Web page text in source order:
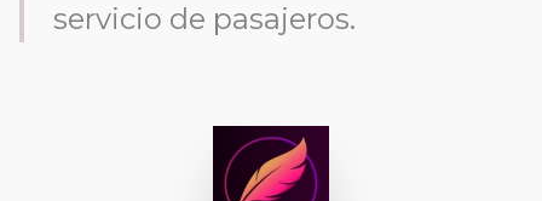
servicio de pasajeros.